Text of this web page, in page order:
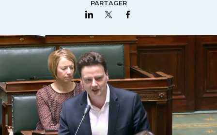
PARTAGER
Partager sur LinkedIn
Partager sur Twitter